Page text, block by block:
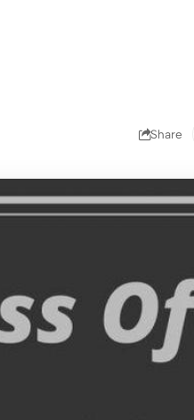
Share